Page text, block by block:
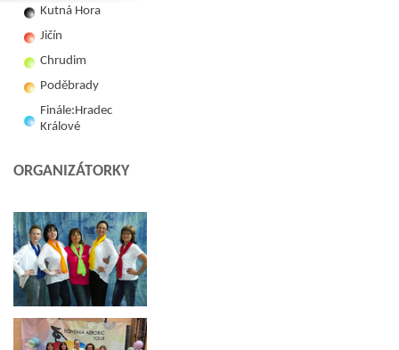
Kutná Hora
Jičín
Chrudim
Poděbrady
Finále:Hradec
Králové
ORGANIZÁTORKY